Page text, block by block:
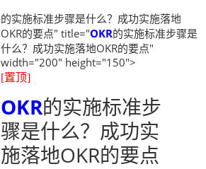
的实施标准步骤是什么？成功实施落地
OKR的要点" title="OKR的实施标准步骤是
什么？成功实施落地OKR的要点"
width="200" height="150">
[置顶]
OKR的实施标准步
骤是什么？成功实
施落地OKR的要点